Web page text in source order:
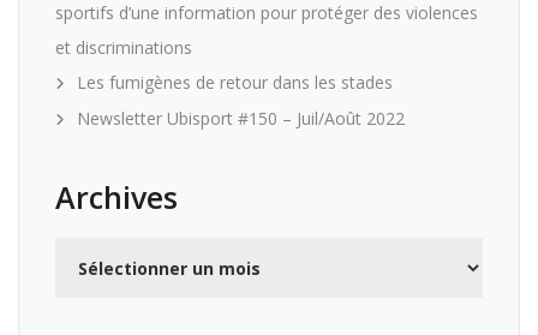
sportifs d’une information pour protéger des violences
et discriminations
Les fumigènes de retour dans les stades
Newsletter Ubisport #150 – Juil/Août 2022
Archives